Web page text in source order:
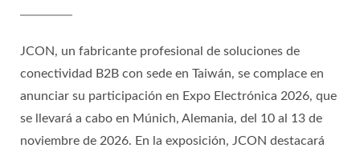
JCON, un fabricante profesional de soluciones de
conectividad B2B con sede en Taiwán, se complace en
anunciar su participación en Expo Electrónica 2026, que
se llevará a cabo en Múnich, Alemania, del 10 al 13 de
noviembre de 2026. En la exposición, JCON destacará